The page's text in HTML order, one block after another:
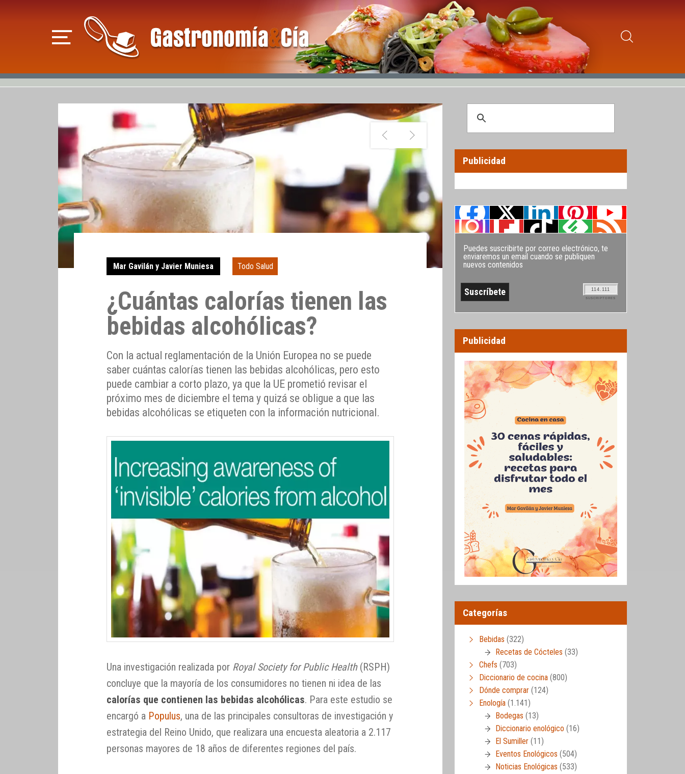
Mar Gavilán y Javier Muniesa Todo Salud
¿Cuántas calorías tienen las
bebidas alcohólicas?
Con la actual reglamentación de la Unión Europea no se puede
saber cuántas calorías tienen las bebidas alcohólicas, pero esto
puede cambiar a corto plazo, ya que la UE prometió revisar el
próximo mes de diciembre el tema y quizá se obligue a que las
bebidas alcohólicas se etiqueten con la información nutricional.
Una investigación realizada por Royal Society for Public Health(RSPH)
concluye que la mayoría de los consumidores no tienen ni idea de las
calorías que contienen las bebidas alcohólicas. Para este estudio se
encargó a Populus, una de las principales consultoras de investigación y
estrategia del Reino Unido, que realizara una encuesta aleatoria a 2.117
personas mayores de 18 años de diferentes regiones del país.
Publicidad
Puedes suscribirte por correo electrónico, te
enviaremos un email cuando se publiquen
nuevos contenidos
114.111
SUSCRIPTORES
Publicidad
Categorías
Bebidas (322)
Recetas de Cócteles (33)
Chefs (703)
Diccionario de cocina (800)
Dónde comprar (124)
Enología (1.141)
Bodegas (13)
Diccionario enológico (16)
El Sumiller (11)
Eventos Enológicos (504)
Noticias Enológicas (533)